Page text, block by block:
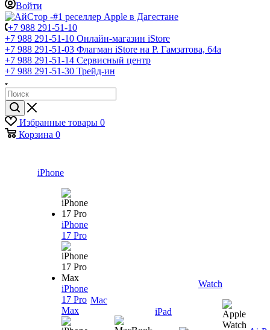
Войти
+7 988 291-51-10
+7 988 291-51-10 Онлайн-магазин iStore
+7 988 291-51-03 Флагман iStore на Р. Гамзатова, 64а
+7 988 291-51-14 Сервисный центр
+7 988 291-51-30 Трейд-ин
Избранные товары 0
Корзина 0
iPhone
iPhone
17 Pro
iPhone
17 Pro
Max
Mac
iPad
Watch